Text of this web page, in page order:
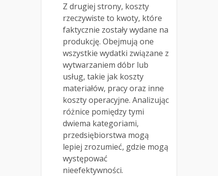
Z drugiej strony, koszty
rzeczywiste to kwoty, które
faktycznie zostały wydane na
produkcję. Obejmują one
wszystkie wydatki związane z
wytwarzaniem dóbr lub
usług, takie jak koszty
materiałów, pracy oraz inne
koszty operacyjne. Analizując
różnice pomiędzy tymi
dwiema kategoriami,
przedsiębiorstwa mogą
lepiej zrozumieć, gdzie mogą
występować
nieefektywności.